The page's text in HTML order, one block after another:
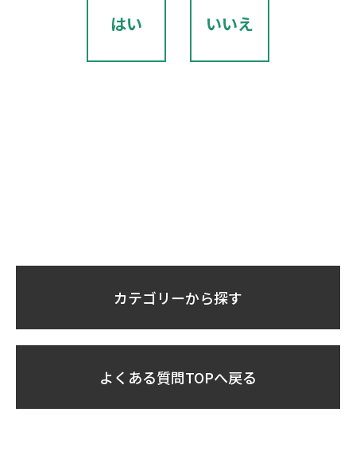
はい いいえ
カテゴリーから探す
よくある質問TOPへ戻る